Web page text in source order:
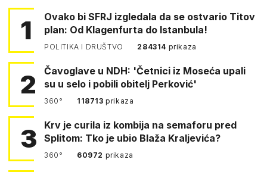
1
Ovako bi SFRJ izgledala da se ostvario Titov
plan: Od Klagenfurta do Istanbula!
POLITIKA I DRUŠTVO 284314 prikaza
2
Čavoglave u NDH: 'Četnici iz Moseća upali
su u selo i pobili obitelj Perković'
360° 118713prikaza
3
Krv je curila iz kombija na semaforu pred
Splitom: Tko je ubio Blaža Kraljevića?
360° 60972 prikaza